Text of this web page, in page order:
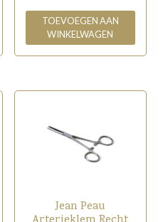
TOEVOEGEN AAN
WINKELWAGEN
Jean Peau